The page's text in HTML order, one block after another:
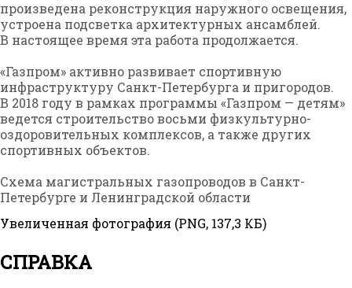
произведена реконструкция наружного освещения,
устроена подсветка архитектурных ансамблей.
В настоящее время эта работа продолжается.
«Газпром» активно развивает спортивную
инфраструктуру Санкт-Петербурга и пригородов.
В 2018 году в рамках программы «Газпром — детям»
ведется строительство восьми физкультурно-
оздоровительных комплексов, а также других
спортивных объектов.
Схема магистральных газопроводов в Санкт-
Петербурге и Ленинградской области
Увеличенная фотография (PNG, 137,3 КБ)
СПРАВКА